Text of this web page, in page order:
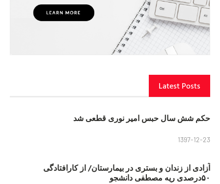
Latest Posts
حکم شش سال حبس امیر نوری قطعی شد
1397-12-23
آزادی از زندان و بستری در بیمارستان/ از کارافتادگی
۵۰درصدی ریه مصطفی دانشجو